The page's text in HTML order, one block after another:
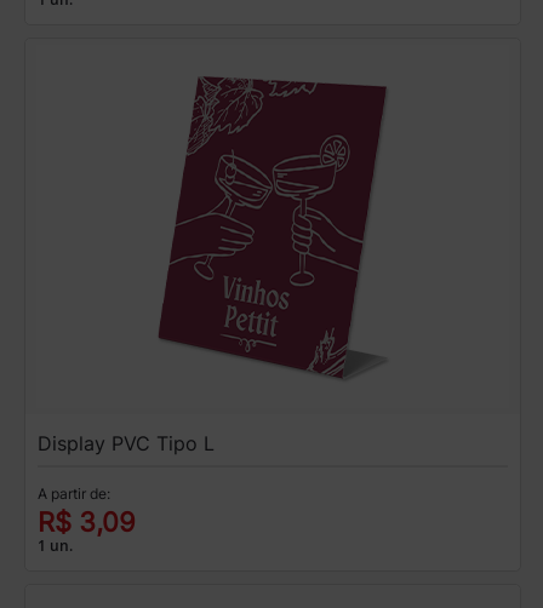
Display PVC Tipo L
A partir de:
R$ 3,09
1 un.